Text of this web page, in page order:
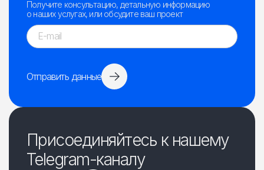
Получите консультацию, детальную информацию
о наших услугах, или обсудите ваш проект
Отправить данные
Присоединяйтесь к нашему
Telegram-каналу